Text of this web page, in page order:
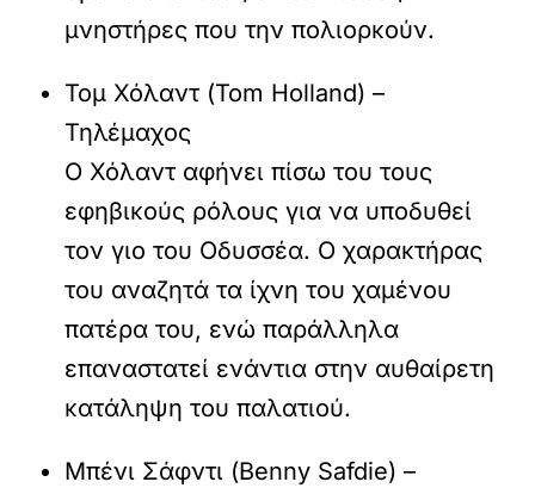
μνηστήρες που την πολιορκούν.
Τομ Χόλαντ (Tom Holland) –
Τηλέμαχος
Ο Χόλαντ αφήνει πίσω του τους
εφηβικούς ρόλους για να υποδυθεί
τον γιο του Οδυσσέα. Ο χαρακτήρας
του αναζητά τα ίχνη του χαμένου
πατέρα του, ενώ παράλληλα
επαναστατεί ενάντια στην αυθαίρετη
κατάληψη του παλατιού.
Μπένι Σάφντι (Benny Safdie) –